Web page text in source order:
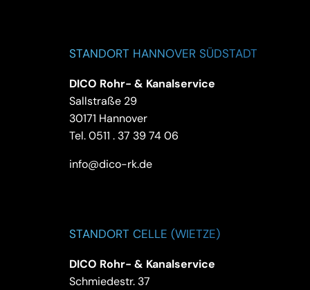
STANDORT HANNOVER SÜDSTADT
DICO Rohr- & Kanalservice
Sallstraße 29
30171 Hannover
Tel.0511 . 37 39 74 06
info@dico-rk.de
STANDORT CELLE (WIETZE)
DICO Rohr- & Kanalservice
Schmiedestr. 37